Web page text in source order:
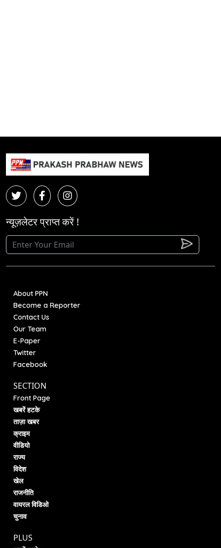
न्यूज़लेटर प्राप्त करें !
About PPN
Become a Reporter
Contact Us
Our Team
E-Paper
Twitter
Facebook
SECTION
Front Page
खबरें हटके
ताज़ा खबर
क्राइम
वीडियो
राज्य
विदेश
खेल
राजनीति
वायरल विडिओ
चुनाव
PLUS